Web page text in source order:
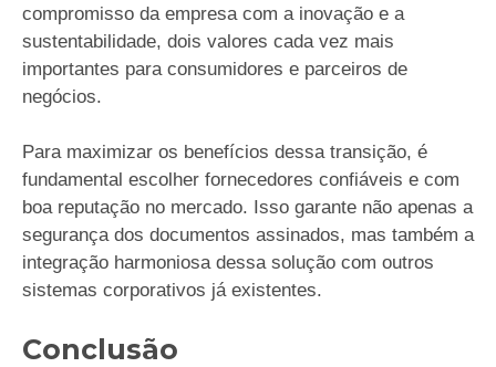
compromisso da empresa com a inovação e a
sustentabilidade, dois valores cada vez mais
importantes para consumidores e parceiros de
negócios.
Para maximizar os benefícios dessa transição, é
fundamental escolher fornecedores confiáveis e com
boa reputação no mercado. Isso garante não apenas a
segurança dos documentos assinados, mas também a
integração harmoniosa dessa solução com outros
sistemas corporativos já existentes.
Conclusão